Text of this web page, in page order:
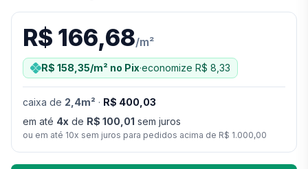
R$ 166,68/m²
R$ 158,35/m² no Pix·economize R$ 8,33
caixa de 2,4m² · R$ 400,03
em até 4x de R$ 100,01 sem juros
ou em até 10x sem juros para pedidos acima de R$ 1.000,00